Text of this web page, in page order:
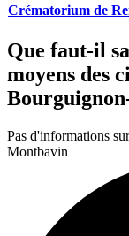
Crématorium de
Que faut-il
moyens des
Pas d'informations
Montbavin